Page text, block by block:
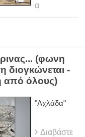
α
(φωνη
διογκώνεται -
από όλους)
"Αχλάδα"
Διαβάστε